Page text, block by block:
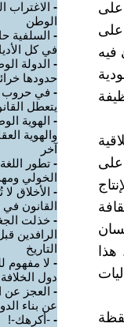
على
على
فيه
على
-
الوطن
- السلفية
في كل
- الدولة
حدودها
- في حروب
يتعطل
- الهوية
والهوية
آخر
- تطور
الخولي
- الأخلاق
القانون في
- خذلت
الرافدين
التاريخ
- لا مفهوم
دول الخلافة
- العجز عن
عن بناء
- -أكرهك-!